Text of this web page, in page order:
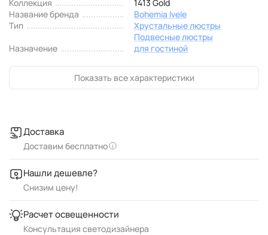
Коллекция
1413 Gold
Название бренда
Bohemia Ivele
Тип
Хрустальные люстры
Подвесные люстры
Назначение
для гостиной
Показать все характеристики
Доставка
Доставим бесплатно
Нашли дешевле?
Снизим цену!
Расчет освещенности
Консультация светодизайнера